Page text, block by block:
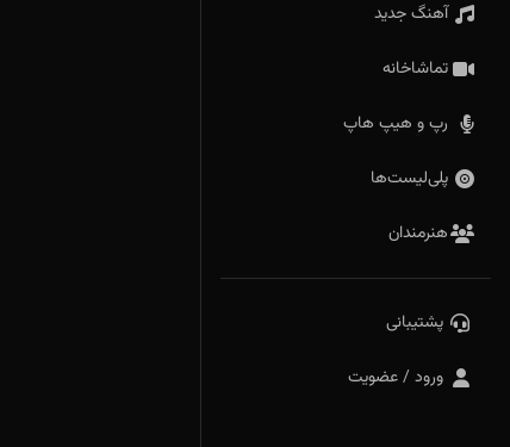
آهنگ جدید
تماشاخانه
رپ و هیپ هاپ
پلی‌لیست‌ها
هنرمندان
پشتیبانی
ورود / عضویت